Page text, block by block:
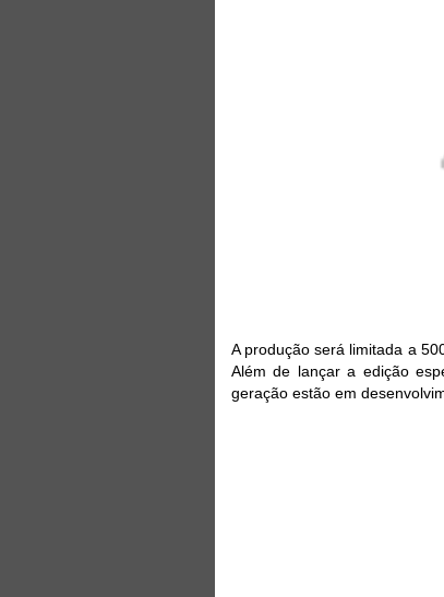
A produção será limitada a
Além de lançar a edição
geração estão em